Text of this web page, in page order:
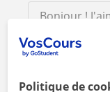
Politique de